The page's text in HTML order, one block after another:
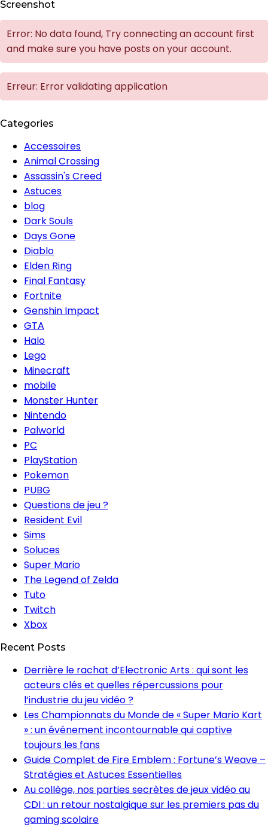
Screenshot
Error: No data found, Try connecting an account first
and make sure you have posts on your account.
Erreur: Error validating application
Categories
Accessoires
Animal Crossing
Assassin's Creed
Astuces
blog
Dark Souls
Days Gone
Diablo
Elden Ring
Final Fantasy
Fortnite
Genshin Impact
GTA
Halo
Lego
Minecraft
mobile
Monster Hunter
Nintendo
Palworld
PC
PlayStation
Pokemon
PUBG
Questions de jeu ?
Resident Evil
Sims
Soluces
Super Mario
The Legend of Zelda
Tuto
Twitch
Xbox
Recent Posts
Derrière le rachat d’Electronic Arts : qui sont les
acteurs clés et quelles répercussions pour
l’industrie du jeu vidéo ?
Les Championnats du Monde de « Super Mario Kart
» : un événement incontournable qui captive
toujours les fans
Guide Complet de Fire Emblem : Fortune’s Weave –
Stratégies et Astuces Essentielles
Au collège, nos parties secrètes de jeux vidéo au
CDI : un retour nostalgique sur les premiers pas du
gaming scolaire